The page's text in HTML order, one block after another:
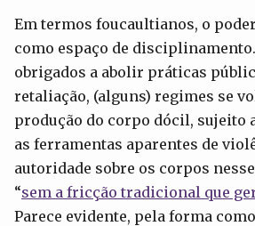
Em termos foucaultianos, o
como espaço de
obrigados a abolir práticas
retaliação, (alguns) regimes se
produção do corpo dócil, sujeito
as ferramentas aparentes de
autoridade sobre os corpos
“sem a fricção tradicional que
Parece evidente, pela forma